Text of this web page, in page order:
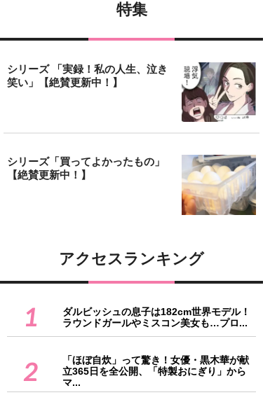
特集
シリーズ 「実録！私の人生、泣き
笑い」【絶賛更新中！】
シリーズ「買ってよかったもの」
【絶賛更新中！】
アクセスランキング
1
ダルビッシュの息子は182cm世界モデル！
ラウンドガールやミスコン美女も…プロ...
2
「ほぼ自炊」って驚き！女優・黒木華が献
立365日を全公開、「特製おにぎり」から
マ...